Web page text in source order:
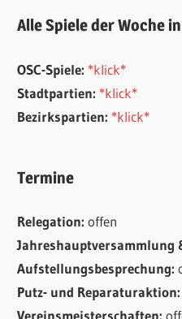
Alle Spiele der Woche
OSC-Spiele: *klick*
Stadtpartien: *klick*
Bezirkspartien: *klick*
Termine
Relegation:offen
Jahreshauptversammlung
Aufstellungsbesprechung:
Putz- und
Vereinsmeisterschaften: